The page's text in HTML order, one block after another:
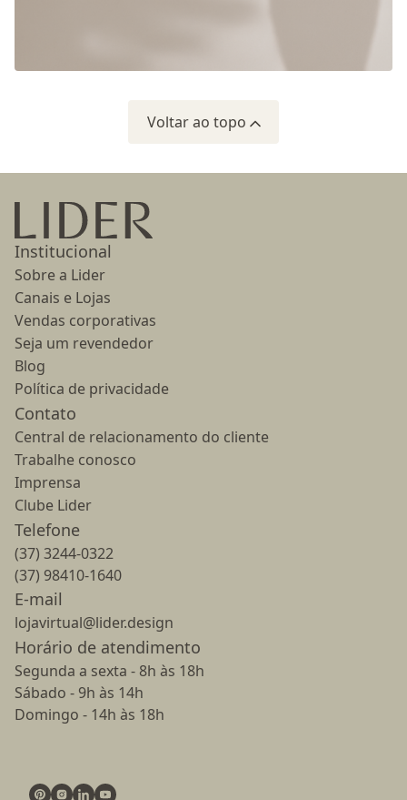
Voltar ao topo
Ir para a página inicial
Institucional
Sobre a Lider
Canais e Lojas
Vendas corporativas
Seja um revendedor
Blog
Política de privacidade
Contato
Central de relacionamento do cliente
Trabalhe conosco
Imprensa
Clube Lider
Telefone
(37) 3244-0322
(37) 98410-1640
E-mail
lojavirtual@lider.design
Horário de atendimento
Segunda a sexta - 8h às 18h
Sábado - 9h às 14h
Domingo - 14h às 18h